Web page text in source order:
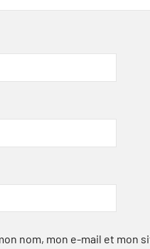
nom, mon e-mail et mon